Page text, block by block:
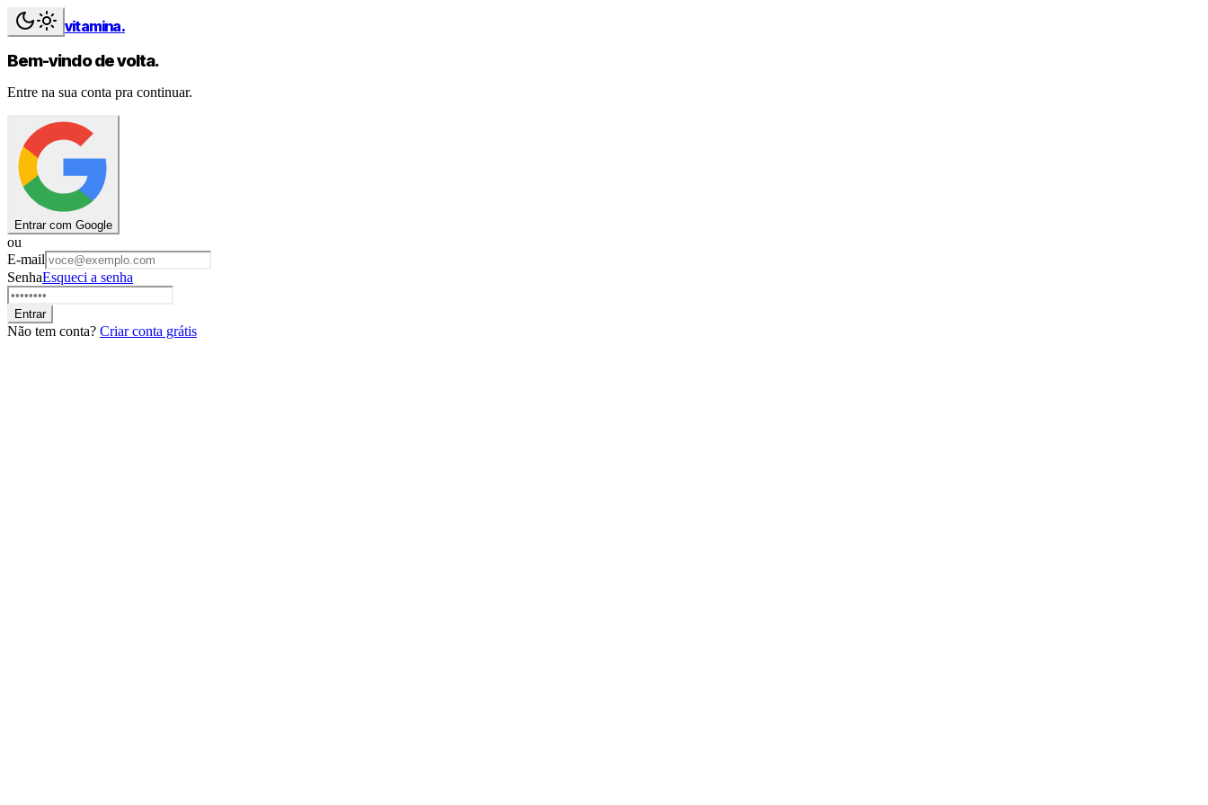
vitamina.
Bem-vindo de volta.
Entre na sua conta pra continuar.
Entrar com Google
ou
E-mail
SenhaEsqueci a senha
Entrar
Não tem conta? Criar conta grátis